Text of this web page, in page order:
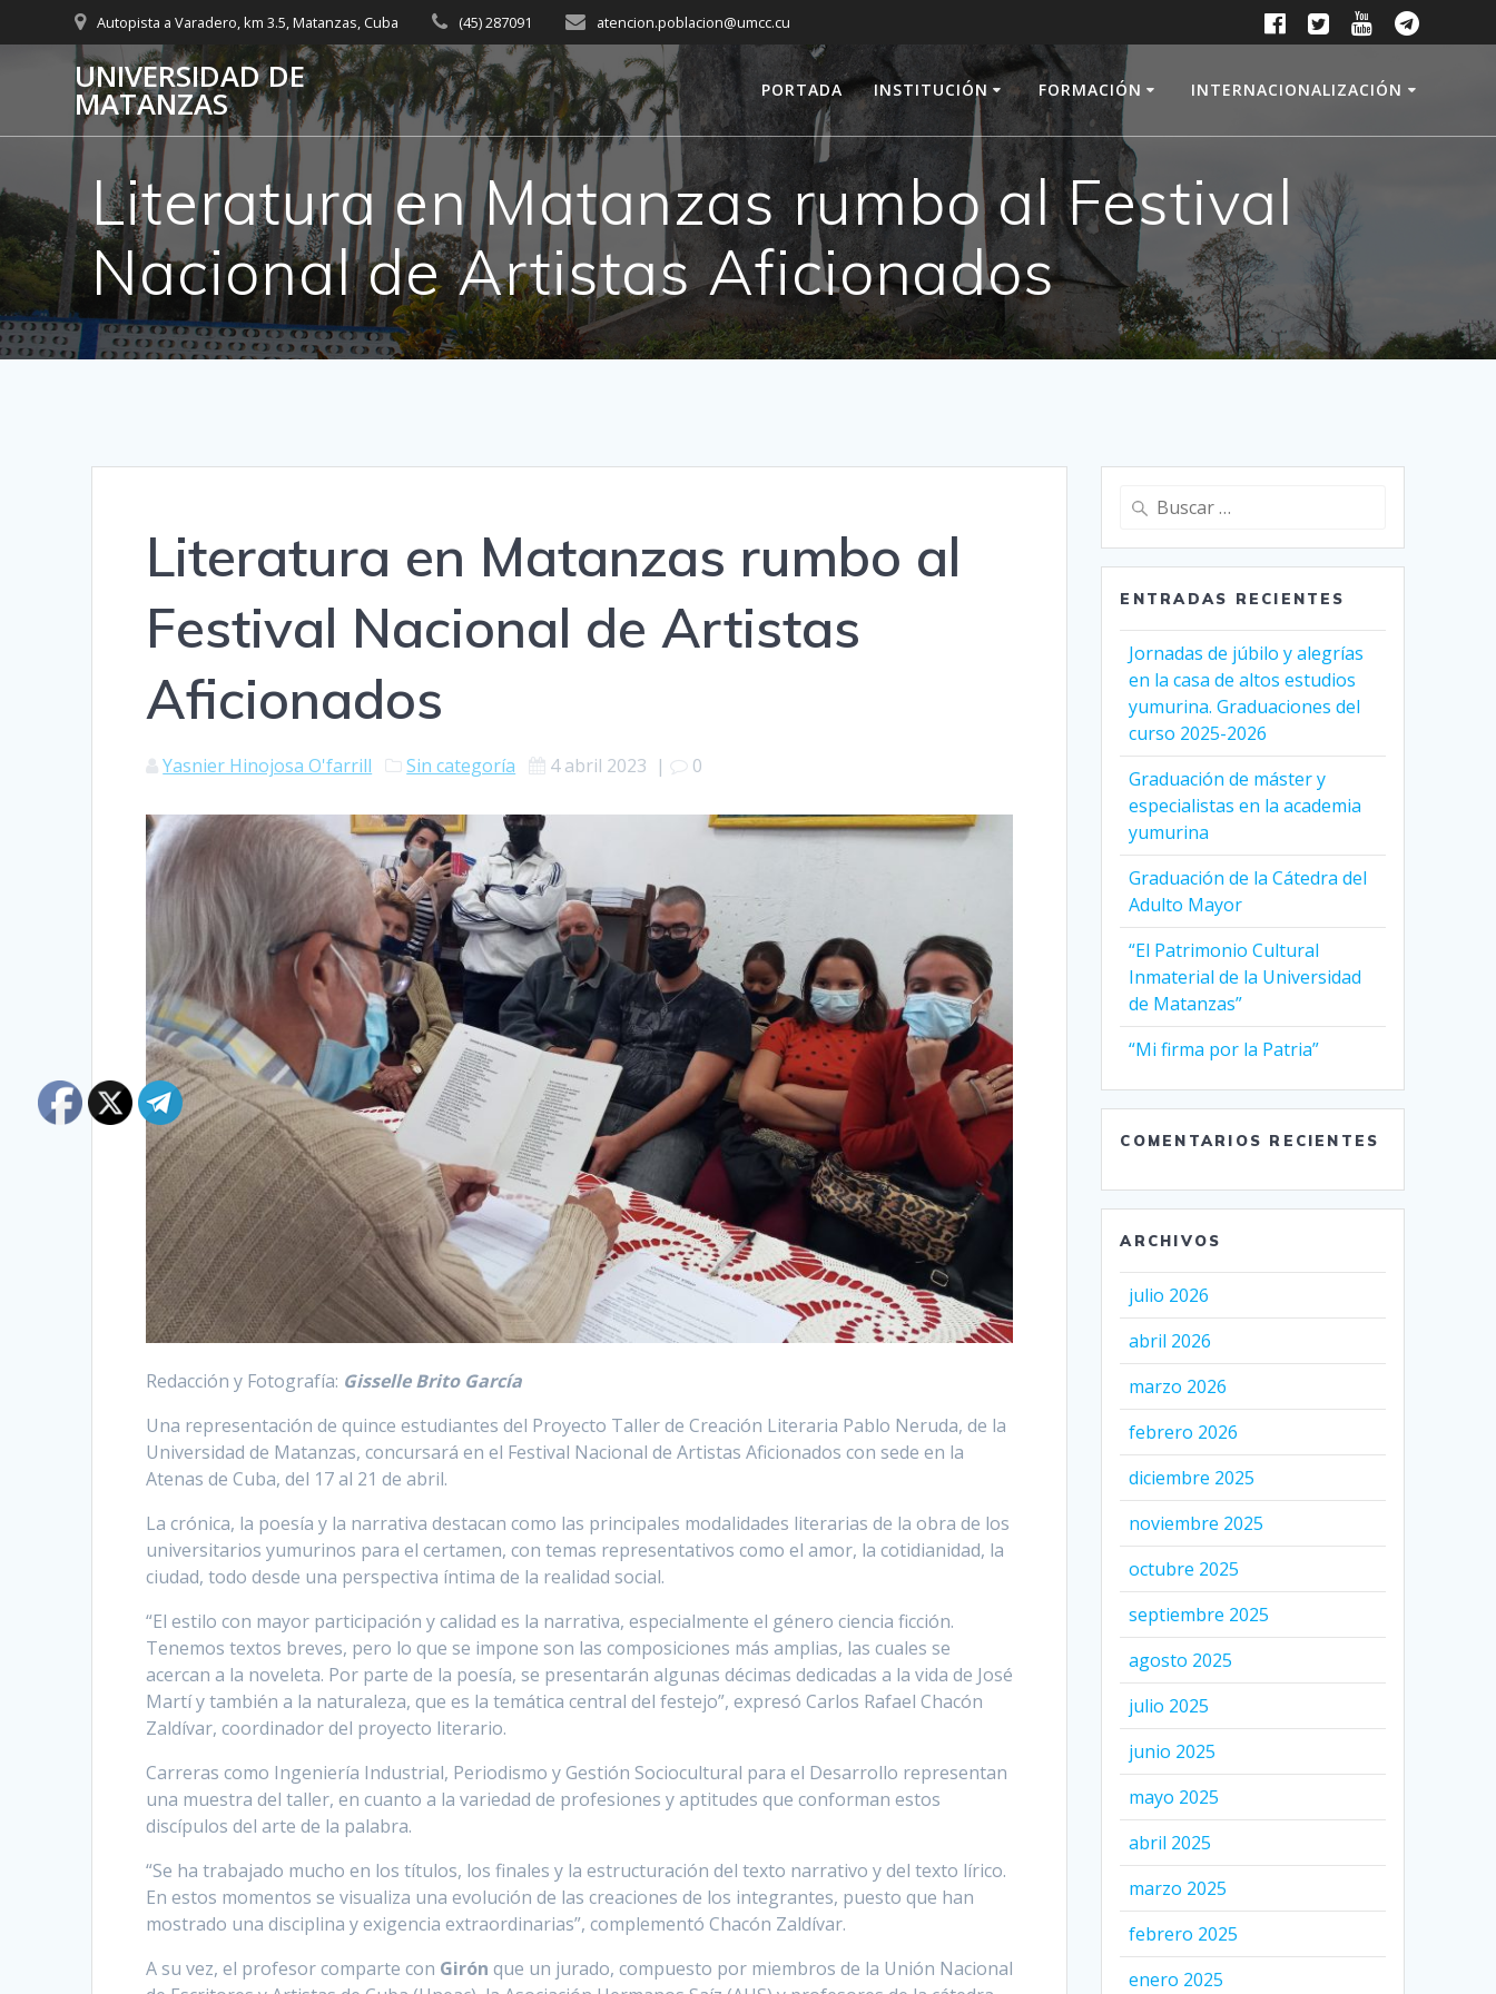
al
contenido
Autopista a Varadero, km 3.5, Matanzas, Cuba (45) 287091 atencion.poblacion@umcc.cu
UNIVERSIDAD DE
MATANZAS PORTADA INSTITUCIÓN FORMACIÓN INTERNACIONALIZACIÓN
Literatura en Matanzas rumbo al Festival
Nacional de Artistas Aficionados
Literatura en Matanzas rumbo al
Festival Nacional de Artistas
Aficionados
Yasnier Hinojosa O'farrill Sin categoría 4 abril 2023 | 0
Redacción y Fotografía: Gisselle Brito García
Una representación de quince estudiantes del Proyecto Taller de Creación Literaria Pablo Neruda, de la
Universidad de Matanzas, concursará en el Festival Nacional de Artistas Aficionados con sede en la
Atenas de Cuba, del 17 al 21 de abril.
La crónica, la poesía y la narrativa destacan como las principales modalidades literarias de la obra de los
universitarios yumurinos para el certamen, con temas representativos como el amor, la cotidianidad, la
ciudad, todo desde una perspectiva íntima de la realidad social.
“El estilo con mayor participación y calidad es la narrativa, especialmente el género ciencia ficción.
Tenemos textos breves, pero lo que se impone son las composiciones más amplias, las cuales se
acercan a la noveleta. Por parte de la poesía, se presentarán algunas décimas dedicadas a la vida de José
Martí y también a la naturaleza, que es la temática central del festejo”, expresó Carlos Rafael Chacón
Zaldívar, coordinador del proyecto literario.
Carreras como Ingeniería Industrial, Periodismo y Gestión Sociocultural para el Desarrollo representan
una muestra del taller, en cuanto a la variedad de profesiones y aptitudes que conforman estos
discípulos del arte de la palabra.
“Se ha trabajado mucho en los títulos, los finales y la estructuración del texto narrativo y del texto lírico.
En estos momentos se visualiza una evolución de las creaciones de los integrantes, puesto que han
mostrado una disciplina y exigencia extraordinarias”, complementó Chacón Zaldívar.
A su vez, el profesor comparte con Girón que un jurado, compuesto por miembros de la Unión Nacional
Buscar:
ENTRADAS RECIENTES
Jornadas de júbilo y alegrías
en la casa de altos estudios
yumurina. Graduaciones del
curso 2025-2026
Graduación de máster y
especialistas en la academia
yumurina
Graduación de la Cátedra del
Adulto Mayor
“El Patrimonio Cultural
Inmaterial de la Universidad
de Matanzas”
“Mi firma por la Patria”
COMENTARIOS RECIENTES
ARCHIVOS
julio 2026
abril 2026
marzo 2026
febrero 2026
diciembre 2025
noviembre 2025
octubre 2025
septiembre 2025
agosto 2025
julio 2025
junio 2025
mayo 2025
abril 2025
marzo 2025
febrero 2025
enero 2025